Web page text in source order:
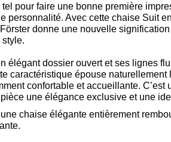
tel pour faire une bonne première
personnalité. Avec cette chaise Suit
donne une nouvelle
style.
élégant dossier ouvert et ses lignes
caractéristique épouse naturellement
confortable et accueillante. C’est
une élégance exclusive et une
chaise élégante entièrement